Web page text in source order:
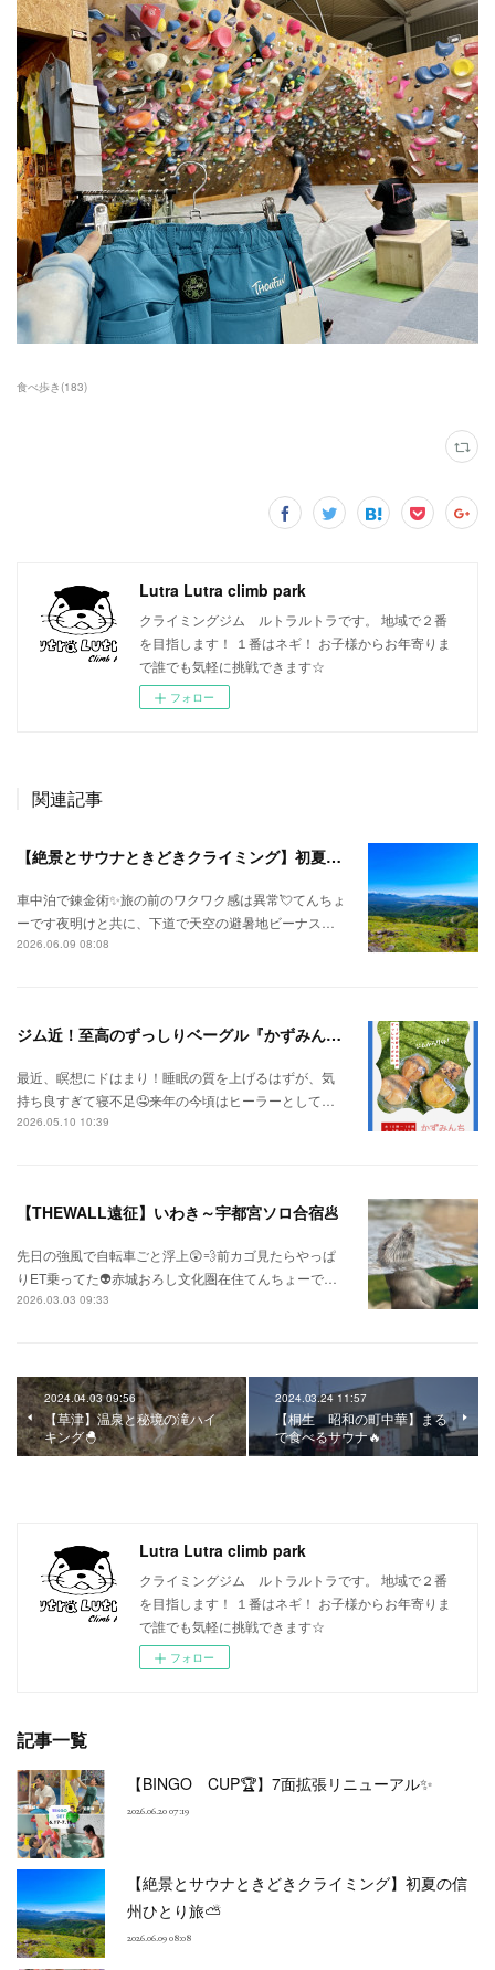
食べ歩き(183)
Lutra Lutra climb park
クライミングジム ルトラルトラです。 地域で２番
を目指します！ １番はネギ！ お子様からお年寄りま
で誰でも気軽に挑戦できます☆
フォロー
関連記事
【絶景とサウナときどきクライミング】初夏の信州ひとり旅⛅
車中泊で錬金術✨旅の前のワクワク感は異常💘てんちょ
ーです夜明けと共に、下道で天空の避暑地ビーナス…
2026.06.09 08:08
ジム近！至高のずっしりベーグル『かずみんち』
最近、瞑想にドはまり！睡眠の質を上げるはずが、気
持ち良すぎて寝不足🤤来年の今頃はヒーラーとして…
2026.05.10 10:39
【THEWALL遠征】いわき～宇都宮ソロ合宿🥟
先日の強風で自転車ごと浮上😲💨前カゴ見たらやっぱ
りET乗ってた👽赤城おろし文化圏在住てんちょーで…
2026.03.03 09:33
2024.04.03 09:56
【草津】温泉と秘境の滝ハイ
キング🐣
2024.03.24 11:57
【桐生 昭和の町中華】まる
で食べるサウナ🔥
Lutra Lutra climb park
クライミングジム ルトラルトラです。 地域で２番
を目指します！ １番はネギ！ お子様からお年寄りま
で誰でも気軽に挑戦できます☆
フォロー
記事一覧
【BINGO CUP🏆】7面拡張リニューアル✨
2026.06.20 07:19
【絶景とサウナときどきクライミング】初夏の信
州ひとり旅⛅
2026.06.09 08:08